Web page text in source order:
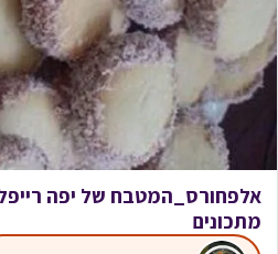
אלפחורס_המטבח של יפה
מתכונים